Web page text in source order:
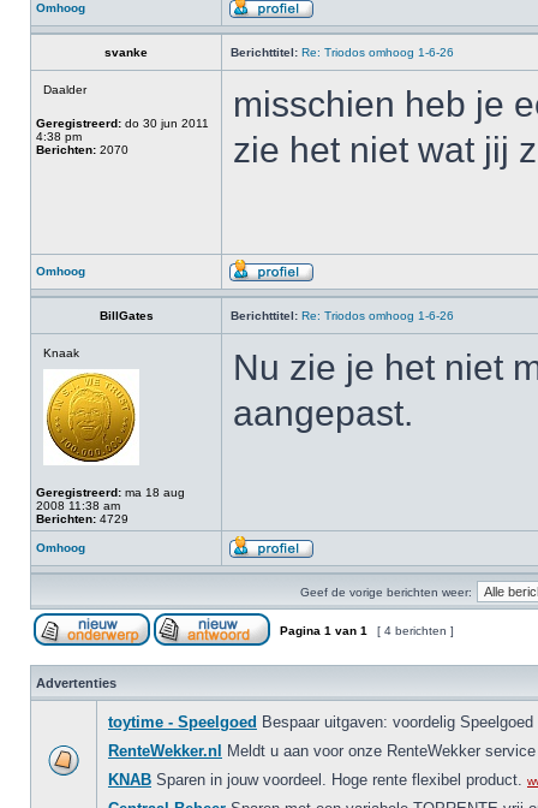
Omhoog
svanke Berichttitel: Re: Triodos omhoog 1-6-26
Daalder
Geregistreerd: do 30 jun 2011
4:38 pm
Berichten: 2070
misschien heb je
zie het niet wat jij
Omhoog
BillGates Berichttitel: Re: Triodos omhoog 1-6-26
Knaak
Geregistreerd: ma 18 aug
2008 11:38 am
Berichten: 4729
Nu zie je het niet
aangepast.
Omhoog
Geef de vorige berichten weer:
Pagina 1 van 1 [ 4 berichten ]
Advertenties